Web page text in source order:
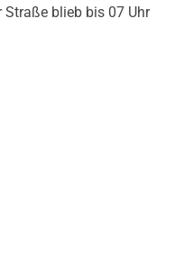
blieb bis 07 Uhr